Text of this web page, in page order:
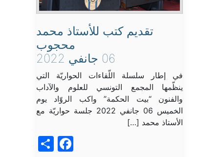
تقديم كتب للأستاذ محمد
محجوب
06 جانفي 2022
في إطار سلسلة اللّقاءات الحواريّة التي
ينظّمها المجمع التونسي للعلوم والآداب
والفنون “بيت الحكمة” واكب الروّاد يوم
الخميس 06 جانفي 2022 جلسة حواريّة مع
الأستاذ محمد […]